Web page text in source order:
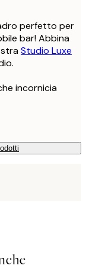
perfetto per
bar! Abbina
Studio Luxe
incornicia